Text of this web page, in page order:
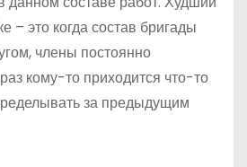
– это когда состав бригады
члены постоянно
кому-то приходится что-то
за предыдущим